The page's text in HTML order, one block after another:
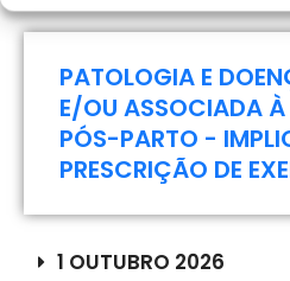
PATOLOGIA E
E/OU ASSOCIADA À
PÓS-PARTO -
PRESCRIÇÃO DE
1 OUTUBRO 2026
Pagamento
Plano de pagamento em
Para validar a sua
Descarregue o boletim